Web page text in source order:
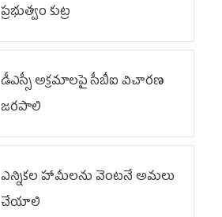
ప్రభుత్వం కుట్ర
డీఎస్సీ అక్రమాలపై సీబీఐ విచారణ
జరపాలి
ఎన్నికల హామీలను వెంటనే అమలు
చేయాలి